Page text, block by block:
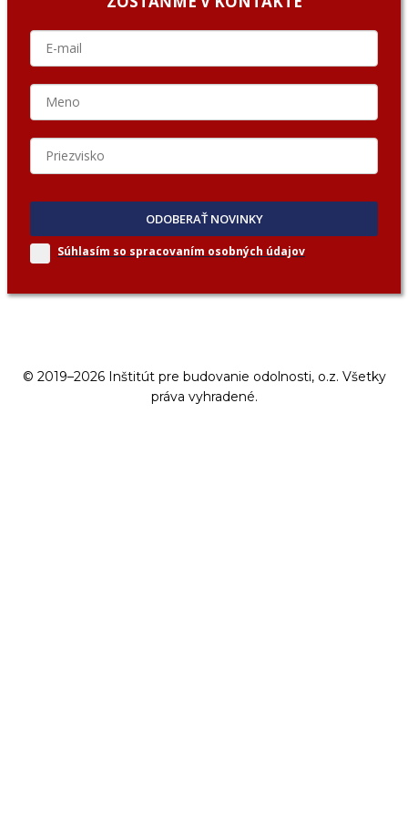
ODOBERAŤ NOVINKY
Súhlasím so spracovaním osobných údajov
© 2019–2026 Inštitút pre budovanie odolnosti, o.z. Všetky
práva vyhradené.